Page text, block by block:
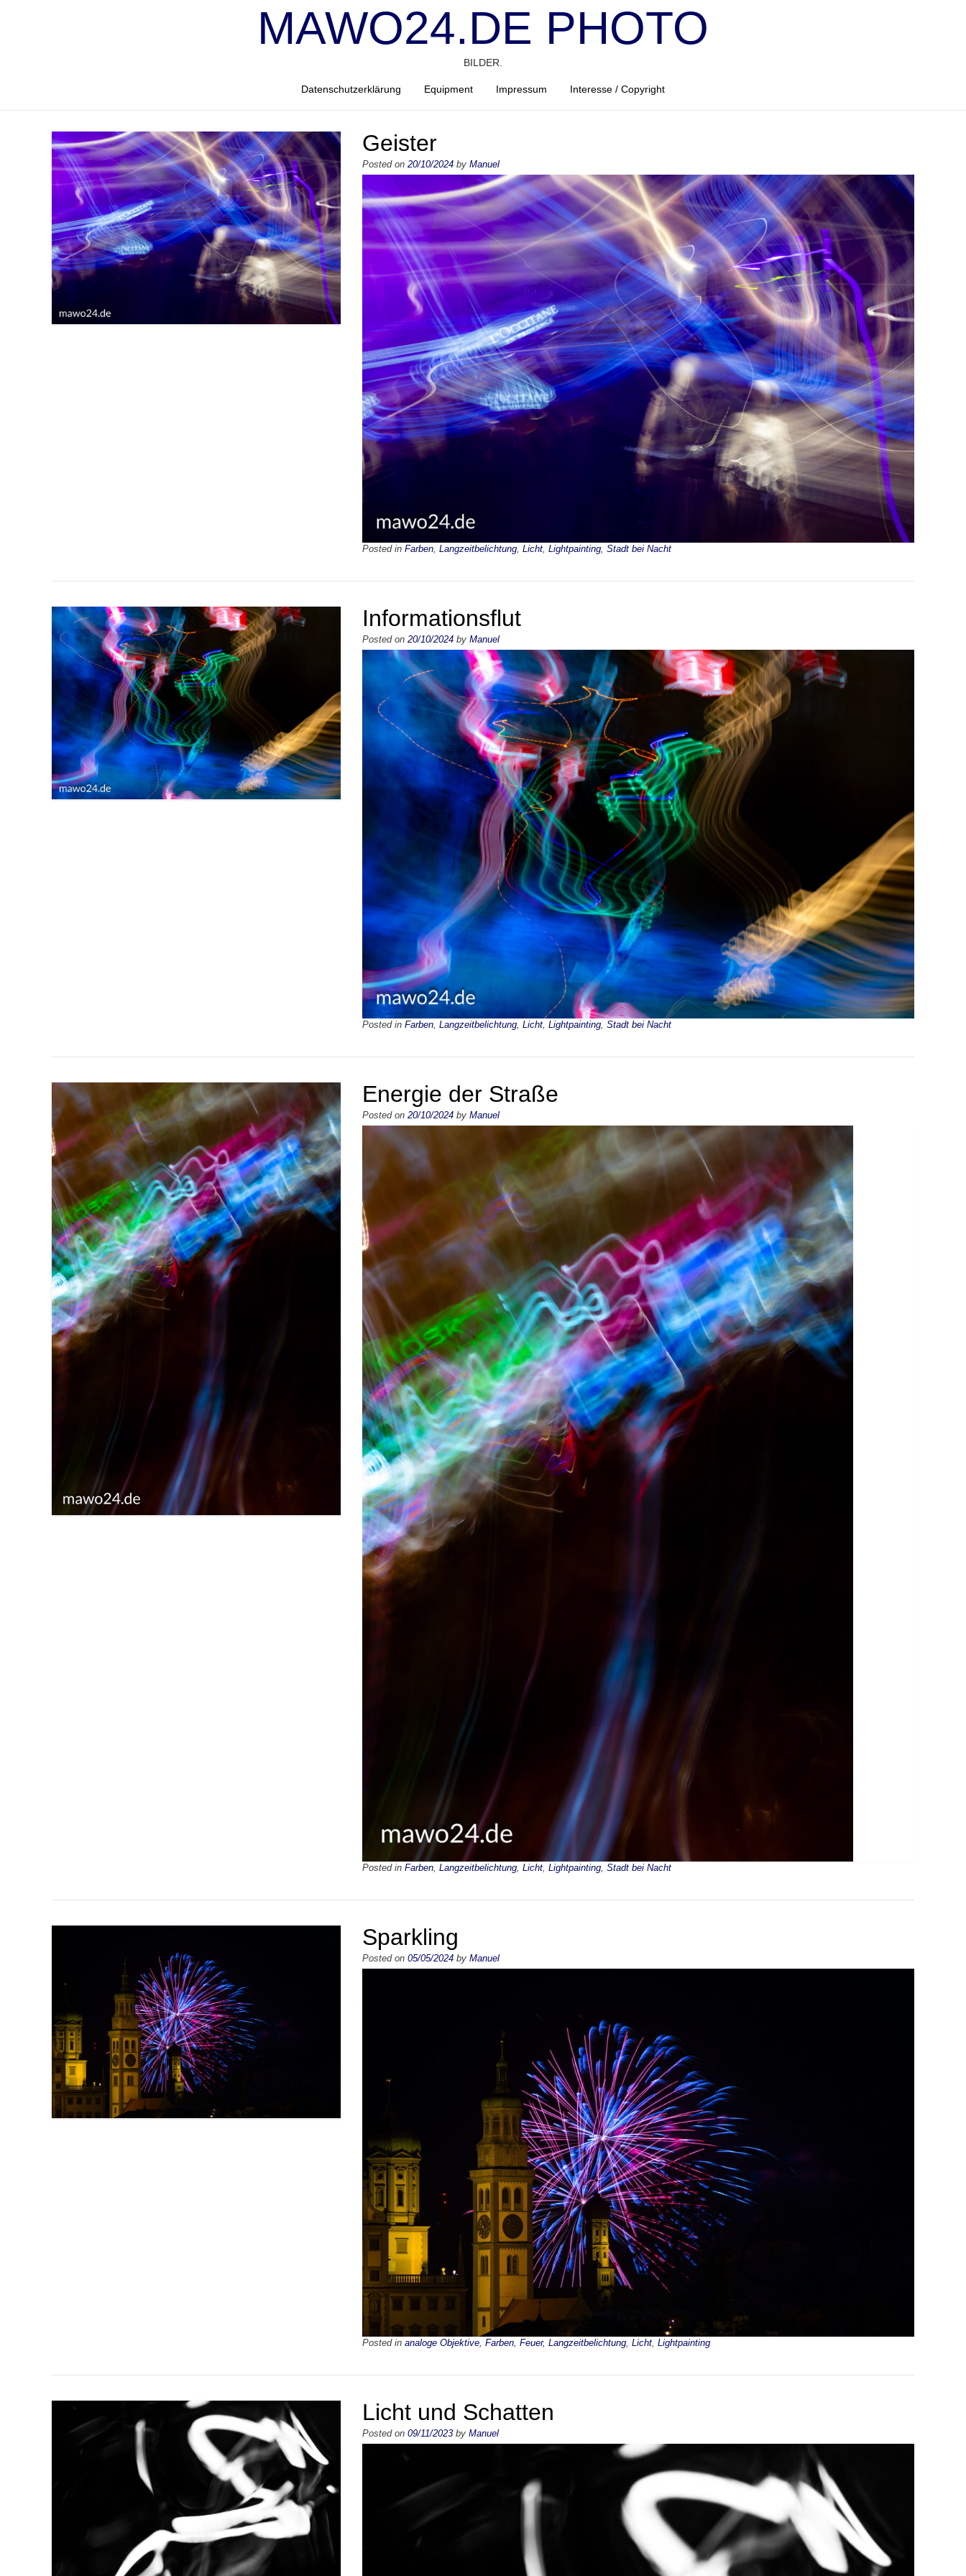
MAWO24.DE PHOTO
BILDER.
Datenschutzerklärung Equipment Impressum Interesse / Copyright
Geister
Posted on 20/10/2024 by Manuel
Posted in Farben, Langzeitbelichtung, Licht, Lightpainting, Stadt bei Nacht
Informationsflut
Posted on 20/10/2024 by Manuel
Posted in Farben Langzeitbelichtung Licht Lightpainting Stadt bei Nacht
Energie der Straße
Posted on 20/10/2024 by Manuel
Posted in Farben Langzeitbelichtung Licht Lightpainting Stadt bei Nacht
Sparkling
Posted on 05/05/2024 by Manuel
Posted in analoge Objektive Farben Feuer, Langzeitbelichtung Licht Lightpainting
Licht und Schatten
Posted on 09/11/2023 by Manuel